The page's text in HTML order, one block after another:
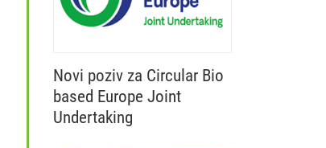
Novi poziv za Circular Bio
based Europe Joint
Undertaking